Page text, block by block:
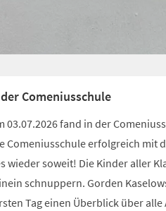
Comeniusschule
03.07.2026 fand in der
Comeniusschule erfolgreich mit
wieder soweit! Die Kinder aller
schnuppern. Gorden
Tag einen Überblick über